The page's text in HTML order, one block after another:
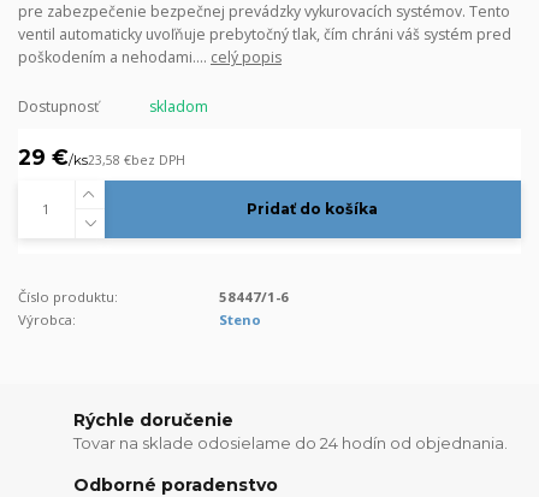
pre zabezpečenie bezpečnej prevádzky vykurovacích systémov. Tento
ventil automaticky uvoľňuje prebytočný tlak, čím chráni váš systém pred
poškodením a nehodami.... celý popis
Dostupnosť skladom
29 €/ks23,58 €bez DPH
Pridať do košíka
Číslo produktu:
58447/1-6
Výrobca:
Steno
Rýchle doručenie
Tovar na sklade odosielame do 24 hodín od objednania.
Odborné poradenstvo